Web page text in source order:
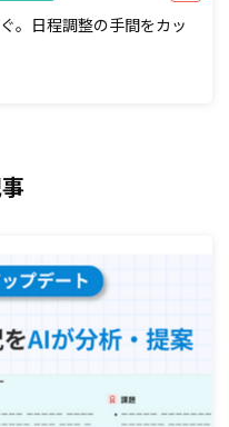
。日程調整の手間をカッ